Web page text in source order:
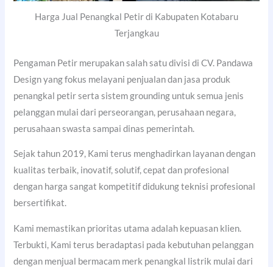
Harga Jual Penangkal Petir di Kabupaten Kotabaru
Terjangkau
Pengaman Petir merupakan salah satu divisi di CV. Pandawa
Design yang fokus melayani penjualan dan jasa produk
penangkal petir serta sistem grounding untuk semua jenis
pelanggan mulai dari perseorangan, perusahaan negara,
perusahaan swasta sampai dinas pemerintah.
Sejak tahun 2019, Kami terus menghadirkan layanan dengan
kualitas terbaik, inovatif, solutif, cepat dan profesional
dengan harga sangat kompetitif didukung teknisi profesional
bersertifikat.
Kami memastikan prioritas utama adalah kepuasan klien.
Terbukti, Kami terus beradaptasi pada kebutuhan pelanggan
dengan menjual bermacam merk penangkal listrik mulai dari